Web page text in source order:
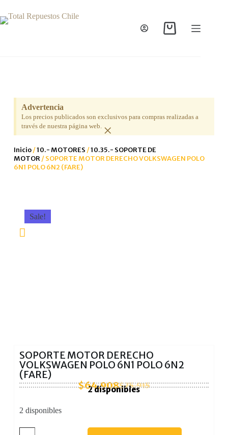
Advertencia
Los precios publicados son exclusivos para compras realizadas a
través de nuestra página web. ×
Inicio/10.- MOTORES /10.35.- SOPORTE DE
MOTOR/ SOPORTE MOTOR DERECHO VOLKSWAGEN POLO
6N1 POLO 6N2 (FARE)
Sale!
SOPORTE MOTOR DERECHO
VOLKSWAGEN POLO 6N1 POLO 6N2
(FARE)
$75.915
$64.908
2 disponibles
2 disponibles